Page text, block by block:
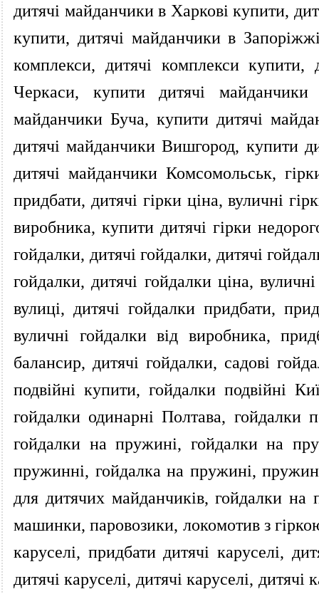
дитячі майданчики в Харкові купити,
купити, дитячі майданчики в
комплекси, дитячі комплекси
Черкаси, купити дитячі
майданчики Буча, купити дитячі
дитячі майданчики Вишгород, купити
дитячі майданчики Комсомольськ,
придбати, дитячі гірки ціна, вуличні
виробника, купити дитячі гірки
гойдалки, дитячі гойдалки, дитячі
гойдалки, дитячі гойдалки ціна,
вулиці, дитячі гойдалки придбати,
вуличні гойдалки від виробника,
балансир, дитячі гойдалки, садові
подвійні купити, гойдалки подвійні
гойдалки одинарні Полтава, гойдалки
гойдалки на пружині, гойдалки на
пружинні, гойдалка на пружині,
для дитячих майданчиків, гойдалки
машинки, паровозики, локомотив з
каруселі, придбати дитячі каруселі,
дитячі каруселі, дитячі каруселі,